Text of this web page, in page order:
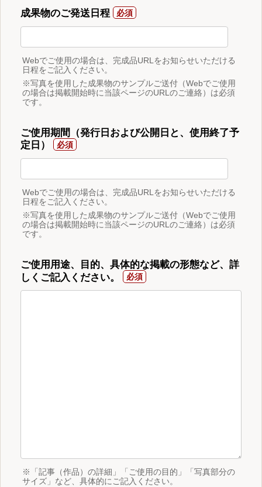
成果物のご発送日程
Webでご使用の場合は、完成品URLをお知らせいただける
日程をご記入ください。
※写真を使用した成果物のサンプルご送付（Webでご使用
の場合は掲載開始時に当該ページのURLのご連絡）は必須
です。
ご使用期間（発行日および公開日と、使用終了予
定日）
Webでご使用の場合は、完成品URLをお知らせいただける
日程をご記入ください。
※写真を使用した成果物のサンプルご送付（Webでご使用
の場合は掲載開始時に当該ページのURLのご連絡）は必須
です。
ご使用用途、目的、具体的な掲載の形態など、詳
しくご記入ください。
※「記事（作品）の詳細」「ご使用の目的」「写真部分の
サイズ」など、具体的にご記入ください。